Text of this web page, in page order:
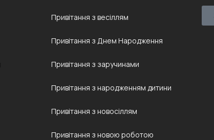
Привітання з весіллям
Привітання з Днем Народження
Привітання з заручинами
Привітання з народженням дитини
Привітання з новосіллям
Привітання з новою роботою